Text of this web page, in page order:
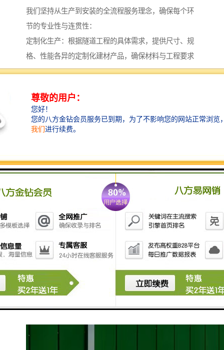
我们坚持从生产到安装的全流程服务理念，确保每个环
节的专业性与连贯性：
定制化生产：根据隧道工程的具体需求，提供尺寸、规
格、性能各异的定制化建材产品，确保材料与工程要求
**匹配。